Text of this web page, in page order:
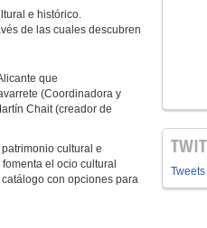
e histórico.
de las cuales descubren
que
(Coordinadora y
Chait (creador de
cultural e
el ocio cultural
con opciones para